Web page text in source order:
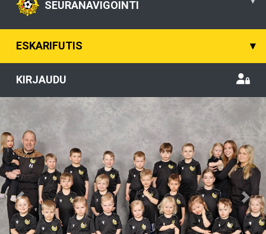
SEURANAVIGOINTI
ESKARIFUTIS ▾
KIRJAUDU
Previous